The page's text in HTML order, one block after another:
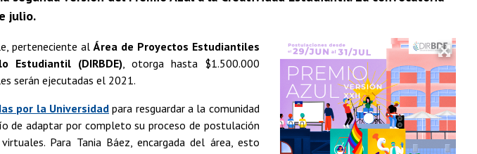
julio.
perteneciente al Área de Proyectos Estudiantiles
Estudiantil (DIRBDE) , otorga hasta $1.500.000
serán ejecutadas el 2021.
por la Universidad para resguardar a la comunidad
de adaptar por completo su proceso de postulación
Para Tania Báez, encargada del área, esto